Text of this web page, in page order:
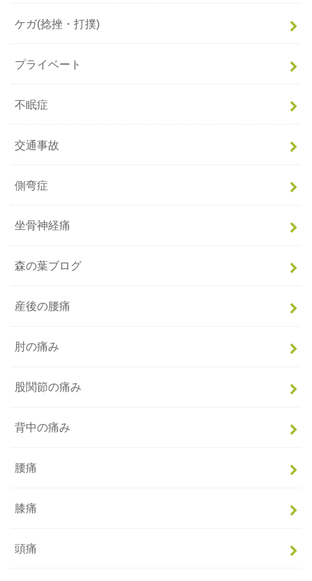
ケガ(捻挫・打撲)
プライベート
不眠症
交通事故
側弯症
坐骨神経痛
森の葉ブログ
産後の腰痛
肘の痛み
股関節の痛み
背中の痛み
腰痛
膝痛
頭痛